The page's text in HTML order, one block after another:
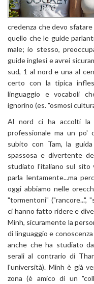
credenza che devo
quello che le guide
male; io stesso,
guide inglesi e avrei
sud, 1 al nord e una al
certo con la tipica
linguaggio e vocaboli
ignorino (es. "osmosi
Al nord ci ha accolti la
professionale ma un po'
subito con Tam, la
spassosa e divertente
studiato l'italiano sul sito
parla lentamente...ma
oggi abbiamo nelle
"tormentoni" ("rancore...",
ci hanno fatto ridere e
Minh, sicuramente la
di linguaggio e
anche che ha studiato
serali al contrario di
l'università). Minh è già
zona (è amico di un